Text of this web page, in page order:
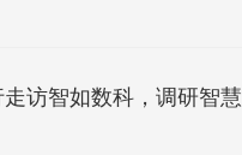
访智如数科，调研智慧